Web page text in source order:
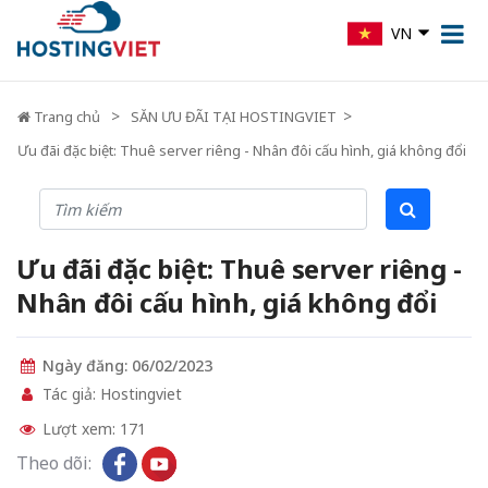
VN
Trang chủ
SĂN ƯU ĐÃI TẠI HOSTINGVIET
Ưu đãi đặc biệt: Thuê server riêng - Nhân đôi cấu hình, giá không đổi
Ưu đãi đặc biệt: Thuê server riêng -
Nhân đôi cấu hình, giá không đổi
Ngày đăng: 06/02/2023
Tác giả: Hostingviet
Lượt xem: 171
Theo dõi: